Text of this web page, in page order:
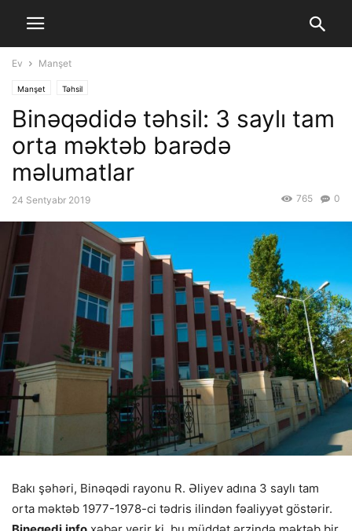
Ev Manşet
Manşet Təhsil
Binəqədidə təhsil: 3 saylı tam
orta məktəb barədə
məlumatlar
24 Sentyabr 2019 0
765
Bakı şəhəri, Binəqədi rayonu R. Əliyev adına 3 saylı tam
orta məktəb 1977-1978-ci tədris ilindən fəaliyyət göstərir.